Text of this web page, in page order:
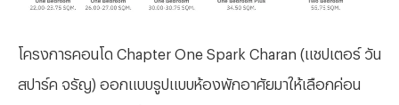
โครงการคอนโด Chapter One Spark Charan (แชปเตอร์ วัน
สปาร์ค จรัญ) ออกแบบรูปแบบห้องพักอาศัยมาให้เลือกค่อน